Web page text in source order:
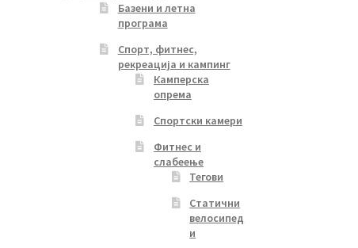
Базени и летна
програма
Спорт, фитнес,
рекреација и кампинг
Камперска
опрема
Спортски камери
Фитнес и
слабеење
Тегови
Статични
велосипед
и